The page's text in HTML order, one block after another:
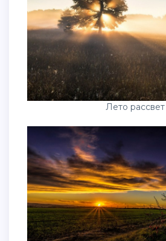
Лето рассвет